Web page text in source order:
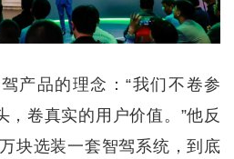
产品的理念：“我们不卷参
，卷真实的用户价值。”他反
块选装一套智驾系统，到底